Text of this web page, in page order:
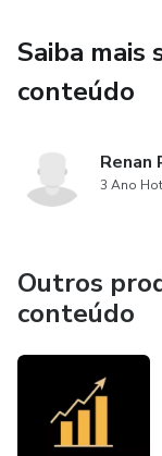
Saiba mais
conteúdo
Renan
3 Ano
Outros
conteúdo